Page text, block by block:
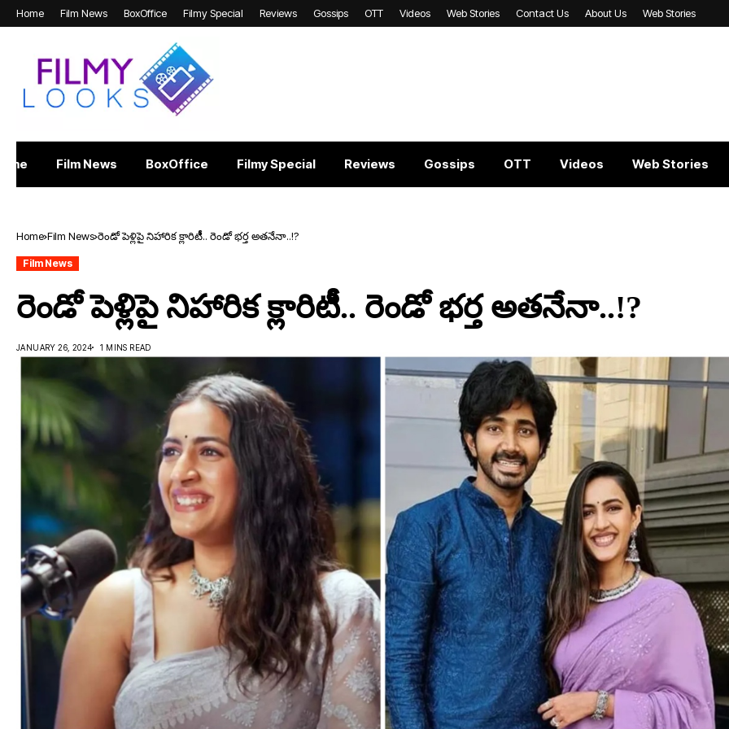
Home Film News BoxOffice Filmy Special Reviews Gossips OTT Videos Web Stories Contact Us About Us Web Stories
Film News BoxOffice Filmy Special Reviews Gossips OTT Videos Web Stories
Home Film News రెండో పెళ్లిపై నిహారిక క్లారిటీీ.. రెండో భర్త అతనేనా..!?
Film News
రెండో పెళ్లిపై నిహారిక క్లారిటీీ.. రెండో భర్త అతనేనా..!?
JANUARY 26, 2024 1 MINS READ